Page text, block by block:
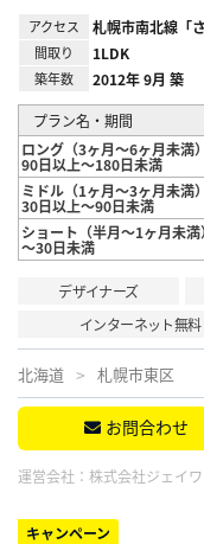
アクセス 札幌市南北線「
間取り 1LDK
築年数 2012年 9月 築
プラン名・期間
ロング（3ヶ月～6ヶ月未満）
90日以上～180日未満
ミドル（1ヶ月～3ヶ月未満）
30日以上～90日未満
ショート（半月～1ヶ月未満）
～30日未満
デザイナーズ
インターネット無料
北海道 札幌市東区
お問合わせ
運営会社： 株式会社ジェイ
キャンペーン